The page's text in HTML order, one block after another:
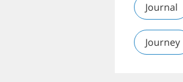
Journal
Journey